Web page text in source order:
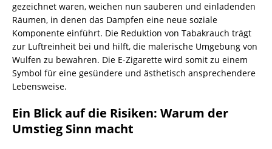
gezeichnet waren, weichen nun sauberen und einladenden
Räumen, in denen das Dampfen eine neue soziale
Komponente einführt. Die Reduktion von Tabakrauch trägt
zur Luftreinheit bei und hilft, die malerische Umgebung von
Wulfen zu bewahren. Die E-Zigarette wird somit zu einem
Symbol für eine gesündere und ästhetisch ansprechendere
Lebensweise.
Ein Blick auf die Risiken: Warum der
Umstieg Sinn macht